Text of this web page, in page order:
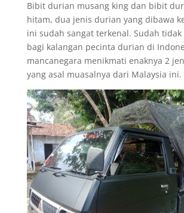
Bibit durian musang king dan bibit
hitam, dua jenis durian yang dibawa
ini sudah sangat terkenal. Sudah tidak
bagi kalangan pecinta durian di
mancanegara menikmati enaknya 2
yang asal muasalnya dari Malaysia ini.